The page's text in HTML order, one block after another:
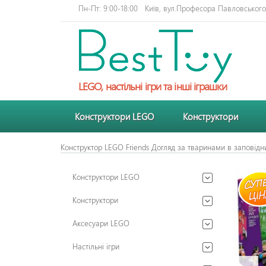
Пн-Пт: 9:00-18:00 Київ, вул.Професора
LEGO, настільні ігри та інші іграшки
Конструктори LEGO Конструктори
Конструктор LEGO Friends Догляд за тваринами в
Конструктори LEGO
Конструктори
Аксесуари LEGO
Настільні ігри